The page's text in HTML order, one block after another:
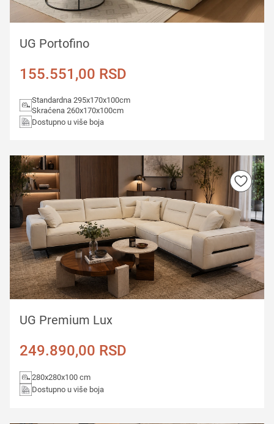
UG Portofino
155.551,00 RSD
Standardna 295x170x100cm
Skraćena 260x170x100cm
Dostupno u više boja
UG Premium Lux
249.890,00 RSD
280x280x100 cm
Dostupno u više boja